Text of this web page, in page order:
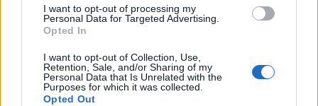
I want to opt-out of processing my
Personal Data for Targeted Advertising.
Opted In
I want to opt-out of Collection, Use,
Retention, Sale, and/or Sharing of my
Personal Data that Is Unrelated with the
Purposes for which it was collected.
Opted Out
működik a közös munka." Hozzátette: a
ttól még, hogy a
Gólem Színház csinálja és zsidó népmeséket dolgoz fel, ez korántsem
helyre el tudna jutni, már szó van prágai vendégjátékról is.